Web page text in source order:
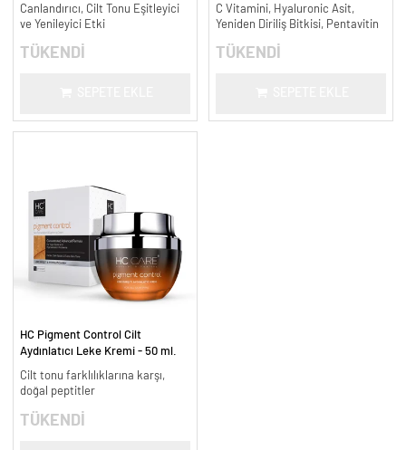
Canlandırıcı, Cilt Tonu Eşitleyici
ve Yenileyici Etki
TÜKENDİ
C Vitamini, Hyaluronic Asit,
Yeniden Diriliş Bitkisi, Pentavitin
TÜKENDİ
HC Pigment Control Cilt
Aydınlatıcı Leke Kremi - 50 ml.
Cilt tonu farklılıklarına karşı,
doğal peptitler
TÜKENDİ